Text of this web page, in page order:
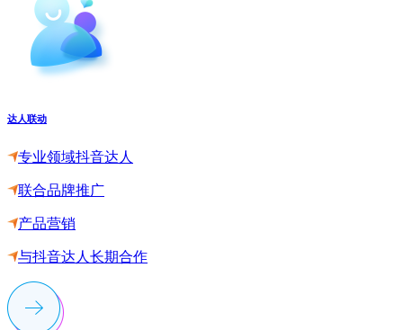
达人联动
专业领域抖音达人
联合品牌推广
产品营销
与抖音达人长期合作